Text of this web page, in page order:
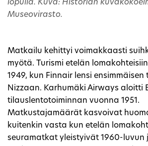
lopulla. Kuva: Historian
Museovirasto.
Matkailu kehittyi voimakkaasti
myötä. Turismi etelän
1949, kun Finnair lensi ensimmäisen
Nizzaan. Karhumäki Airways aloitti
tilauslentotoiminnan vuonna 1951.
Matkustajamäärät kasvoivat
kuitenkin vasta kun etelän
seuramatkat yleistyivät 1960-luvun